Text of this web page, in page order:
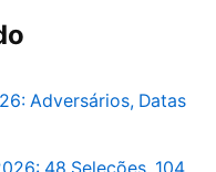
Adversários, Datas
48 Seleções, 104